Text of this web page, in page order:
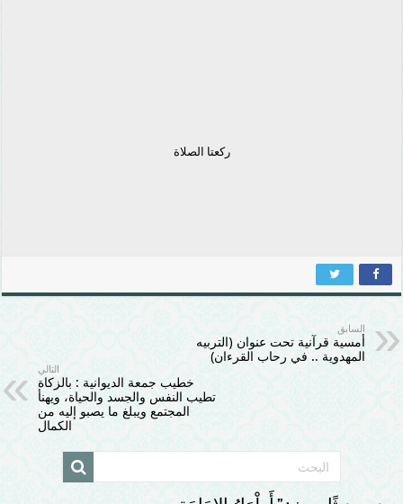
ركعتا الصلاة
السابق
أمسية قرآنية تحت عنوان (التربيه
المهدوية .. في رحاب القرءان)
التالي
خطيب جمعة الديوانية : بالزكاة
تطيب النفس والجسد والحياة، ويهنأ
المجتمع ويبلغ ما يصبو إليه من
الكمال